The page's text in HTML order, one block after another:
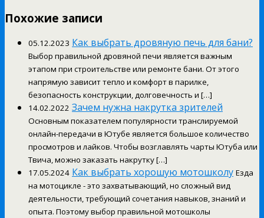
Похожие записи
05.12.2023 Как выбрать дровяную печь для бани?
Выбор правильной дровяной печи является важным
этапом при строительстве или ремонте бани. От этого
напрямую зависит тепло и комфорт в парилке,
безопасность конструкции, долговечность и […]
14.02.2022 Зачем нужна накрутка зрителей
Основным показателем популярности транслируемой
онлайн-передачи в Ютубе является большое количество
просмотров и лайков. Чтобы возглавлять чарты Ютуба или
Твича, можно заказать накрутку […]
17.05.2024 Как выбрать хорошую мотошколу Езда
на мотоцикле - это захватывающий, но сложный вид
деятельности, требующий сочетания навыков, знаний и
опыта. Поэтому выбор правильной мотошколы